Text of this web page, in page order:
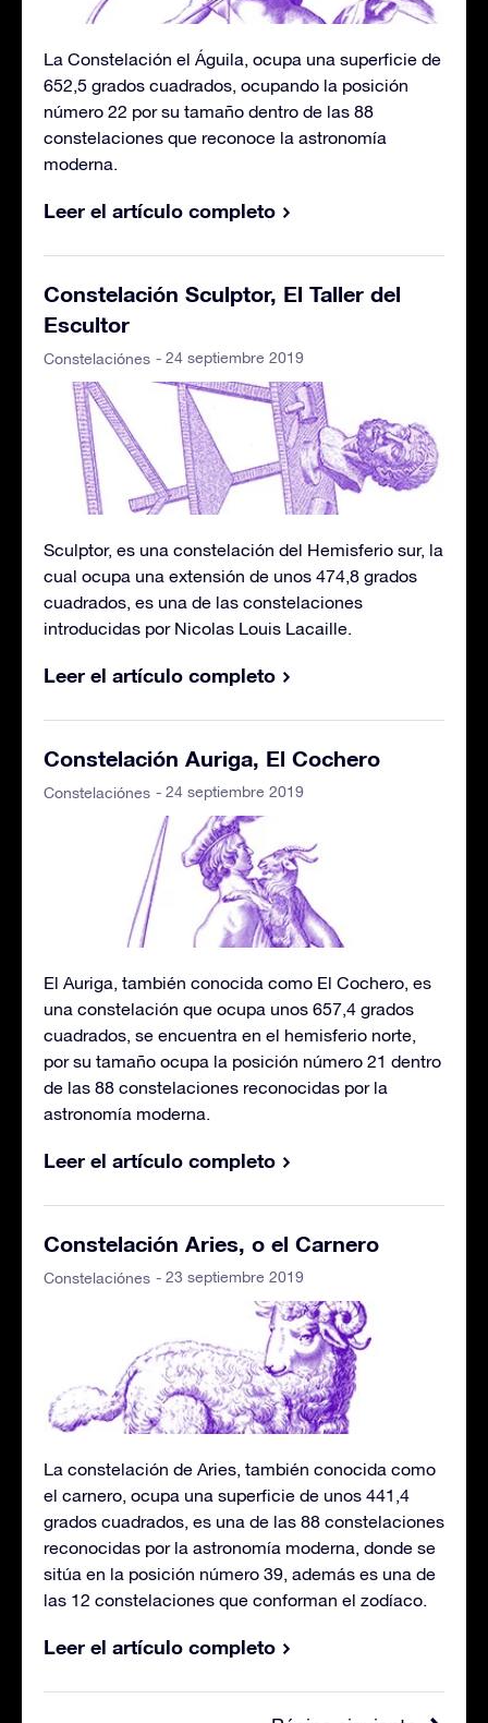
La Constelación el Águila, ocupa una superficie de
652,5 grados cuadrados, ocupando la posición
número 22 por su tamaño dentro de las 88
constelaciones que reconoce la astronomía
moderna.
Leer el artículo completo
Constelación Sculptor, El Taller del
Escultor
Constelaciónes - 24 septiembre 2019
Sculptor, es una constelación del Hemisferio sur, la
cual ocupa una extensión de unos 474,8 grados
cuadrados, es una de las constelaciones
introducidas por Nicolas Louis Lacaille.
Leer el artículo completo
Constelación Auriga, El Cochero
Constelaciónes - 24 septiembre 2019
El Auriga, también conocida como El Cochero, es
una constelación que ocupa unos 657,4 grados
cuadrados, se encuentra en el hemisferio norte,
por su tamaño ocupa la posición número 21 dentro
de las 88 constelaciones reconocidas por la
astronomía moderna.
Leer el artículo completo
Constelación Aries, o el Carnero
Constelaciónes - 23 septiembre 2019
La constelación de Aries, también conocida como
el carnero, ocupa una superficie de unos 441,4
grados cuadrados, es una de las 88 constelaciones
reconocidas por la astronomía moderna, donde se
sitúa en la posición número 39, además es una de
las 12 constelaciones que conforman el zodíaco.
Leer el artículo completo